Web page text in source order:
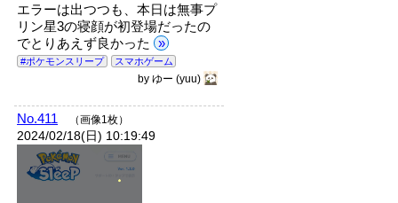
エラーは出つつも、本日は無事プ
リン星3の寝顔が初登場だったの
でとりあえず良かった »
#ポケモンスリープ スマホゲーム
byゆー(yuu)
No.411 （画像1枚）
2024/02/18(日) 10:19:49